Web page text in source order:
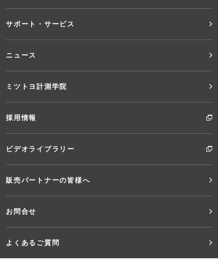
ュ
ー
サポート・サービス
ニュース
ミツトヨ計測学院
採用情報
ビデオライブラリー
販売パートナーの皆様へ
お問合せ
よくあるご質問